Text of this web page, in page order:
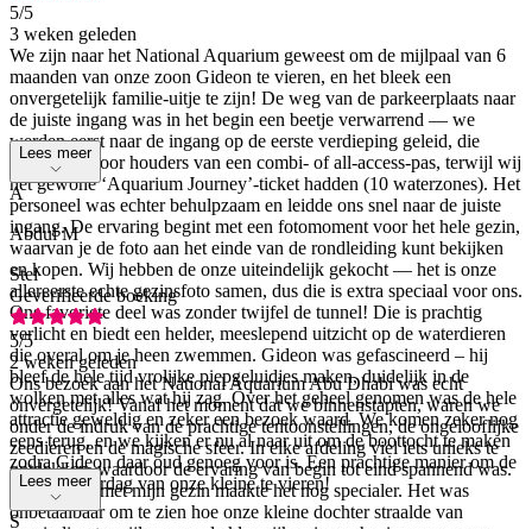
5/5
3 weken geleden
We zijn naar het National Aquarium geweest om de mijlpaal van 6
maanden van onze zoon Gideon te vieren, en het bleek een
onvergetelijk familie-uitje te zijn! De weg van de parkeerplaats naar
de juiste ingang was in het begin een beetje verwarrend — we
werden eerst naar de ingang op de eerste verdieping geleid, die
bedoeld is voor houders van een combi- of all-access-pas, terwijl wij
het gewone ‘Aquarium Journey’-ticket hadden (10 waterzones). Het
personeel was echter behulpzaam en leidde ons snel naar de juiste
ingang. De ervaring begint met een fotomoment voor het hele gezin,
waarvan je de foto aan het einde van de rondleiding kunt bekijken
en kopen. Wij hebben de onze uiteindelijk gekocht — het is onze
allereerste echte gezinsfoto samen, dus die is extra speciaal voor ons.
Ons favoriete deel was zonder twijfel de tunnel! Die is prachtig
verlicht en biedt een helder, meeslepend uitzicht op de waterdieren
die overal om je heen zwemmen. Gideon was gefascineerd – hij
bleef de hele tijd vrolijke piepgeluidjes maken, duidelijk in de
wolken met alles wat hij zag. Over het geheel genomen was de hele
attractie geweldig en zeker een bezoek waard. We komen zeker nog
eens terug, en we kijken er nu al naar uit om de boottocht te maken
zodra Gideon daar oud genoeg voor is. Een prachtige manier om de
halve verjaardag van onze kleine te vieren!
Lees meer
A
Abdul M
Stel
Geverifieerde boeking
5/5
2 weken geleden
Ons bezoek aan het National Aquarium Abu Dhabi was echt
onvergetelijk! Vanaf het moment dat we binnenstapten, waren we
onder de indruk van de prachtige tentoonstellingen, de ongelooflijke
zeedieren en de magische sfeer. In elke afdeling viel iets unieks te
ontdekken, waardoor de ervaring van begin tot eind spannend was.
Het bezoek met mijn gezin maakte het nog specialer. Het was
onbetaalbaar om te zien hoe onze kleine dochter straalde van
Lees meer
S